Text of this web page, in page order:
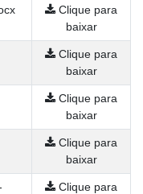
Clique para
baixar
Clique para
baixar
Clique para
baixar
Clique para
baixar
Clique para